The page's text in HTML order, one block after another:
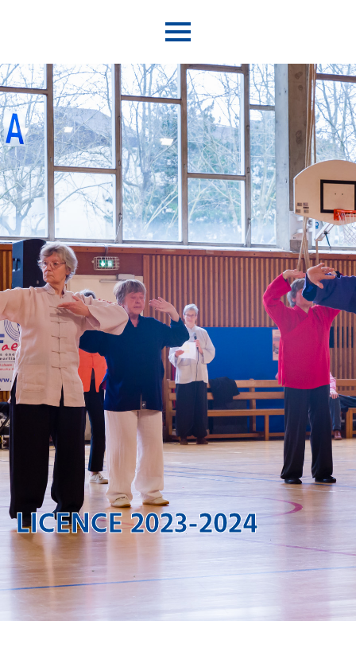
LICENCE 2023-2024